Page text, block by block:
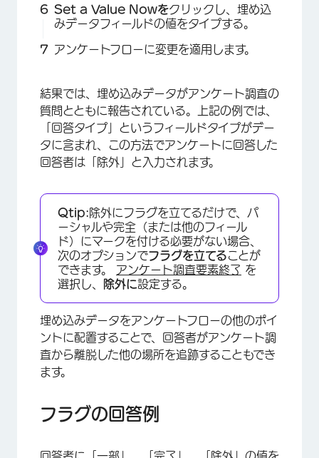
×
×
Set a Value Nowをクリックし、埋め込
みデータフィールドの値をタイプする。
アンケートフローに変更を適用します。
結果では、埋め込みデータがアンケート調査の
質問とともに報告されている。上記の例では、
「回答タイプ」というフィールドタイプがデー
タに含まれ、この方法でアンケートに回答した
回答者は「除外」と入力されます。
Qtip:除外にフラグを立てるだけで、パ
ーシャルや完全（または他のフィール
ド）にマークを付ける必要がない場合、
次のオプションでフラグを立てることが
できます。 アンケート調査要素終了 を
選択し、
除外に設定する。
埋め込みデータをアンケートフローの他のポイ
ントに配置することで、回答者がアンケート調
査から離脱した他の場所を追跡することもでき
ます。
フラグの回答例